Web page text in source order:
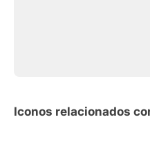
Iconos relacionados